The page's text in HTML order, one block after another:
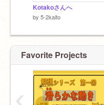
Kotakoさんへ
by 5-2kaito
Favorite Projects